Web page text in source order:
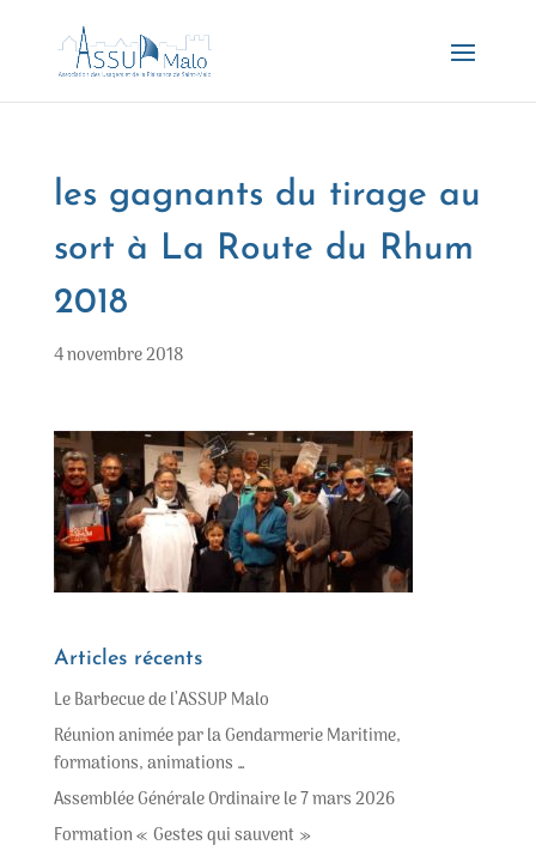
les gagnants du tirage au
sort à La Route du Rhum
2018
4 novembre 2018
Articles récents
Le Barbecue de l’ASSUP Malo
Réunion animée par la Gendarmerie Maritime,
formations, animations …
Assemblée Générale Ordinaire le 7 mars 2026
Formation « Gestes qui sauvent »